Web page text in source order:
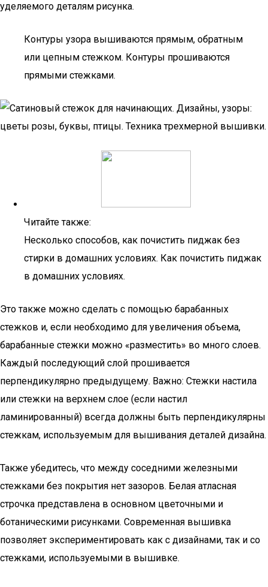
уделяемого деталям рисунка.
Контуры узора вышиваются прямым, обратным
или цепным стежком. Контуры прошиваются
прямыми стежками.
Читайте также:
Несколько способов, как почистить пиджак без
стирки в домашних условиях. Как почистить пиджак
в домашних условиях.
Это также можно сделать с помощью барабанных
стежков и, если необходимо для увеличения объема,
барабанные стежки можно «разместить» во много слоев.
Каждый последующий слой прошивается
перпендикулярно предыдущему. Важно: Стежки настила
или стежки на верхнем слое (если настил
ламинированный) всегда должны быть перпендикулярны
стежкам, используемым для вышивания деталей дизайна.
Также убедитесь, что между соседними железными
стежками без покрытия нет зазоров. Белая атласная
строчка представлена в основном цветочными и
ботаническими рисунками. Современная вышивка
позволяет экспериментировать как с дизайнами, так и со
стежками, используемыми в вышивке.